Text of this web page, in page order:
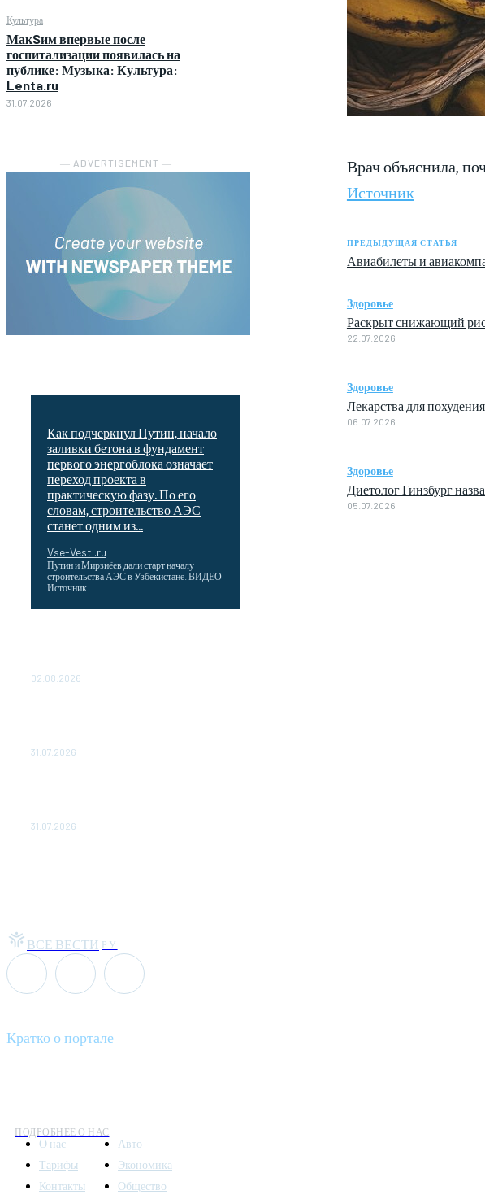
Культура
МакSим впервые после
госпитализации появилась на
публике: Музыка: Культура:
Lenta.ru
31.07.2026
― ADVERTISEMENT ―
Как подчеркнул Путин, начало
заливки бетона в фундамент
первого энергоблока означает
переход проекта в
практическую фазу. По его
словам, строительство АЭС
станет одним из...
Vse-Vesti.ru
Путин и Мирзиёев дали старт началу
строительства АЭС в Узбекистане. ВИДЕО
Источник
02.08.2026
31.07.2026
31.07.2026
Врач объяснила,
Источник
ПРЕДЫДУЩАЯ СТАТЬЯ
Авиабилеты и
Здоровье
Раскрыт снижающий
22.07.2026
Здоровье
Лекарства для
06.07.2026
Здоровье
Диетолог Гинзбург
05.07.2026
ВСЕ ВЕСТИ РУ
Кратко о портале
ПОДРОБНЕЕ О НАС
О нас
Тарифы
Контакты
Авто
Экономика
Общество